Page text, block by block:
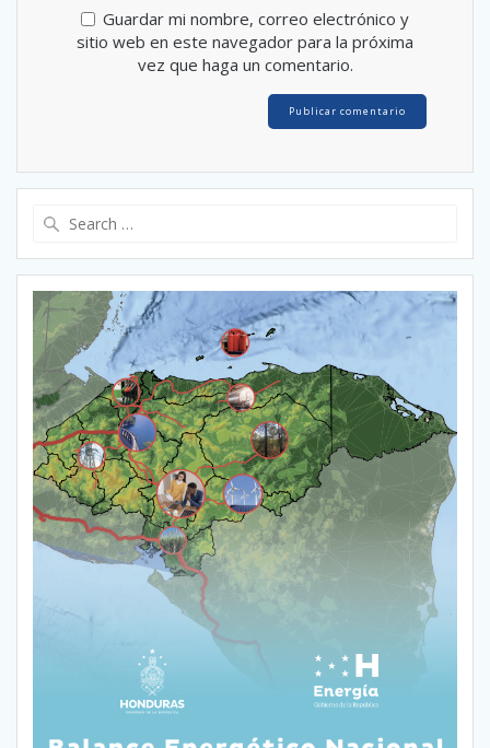
Guardar mi nombre, correo electrónico y
sitio web en este navegador para la próxima
vez que haga un comentario.